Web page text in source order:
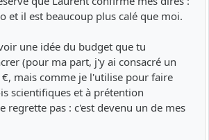
et il est beaucoup plus calé que moi.
une idée du budget que tu
(pour ma part, j'y ai consacré un
mais comme je l'utilise pour faire
scientifiques et à prétention
regrette pas : c'est devenu un de mes